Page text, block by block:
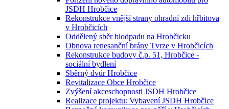
JSDH Hrobčice
Rekonstrukce vnější strany ohradní zdi hřbitova
v Hrobčicích
Oddělený sběr biodpadu na Hrobčicku
Obnova renesanční brány Tvrze v Hrobčicích
Rekonstrukce budovy č.p. 51, Hrobčice -
sociální bydlení
Sběrný dvůr Hrobčice
Revitalizace Obce Hrobčice
Zvýšení akceschopnosti JSDH Hrobčice
Realizace projektu: Vybavení JSDH Hrobčice